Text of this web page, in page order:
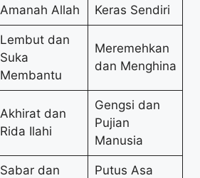
Amanah Allah
Keras Sendiri
Lembut dan
Suka
Membantu
Meremehkan
dan Menghina
Akhirat dan
Rida Ilahi
Gengsi dan
Pujian
Manusia
Sabar dan
Putus Asa